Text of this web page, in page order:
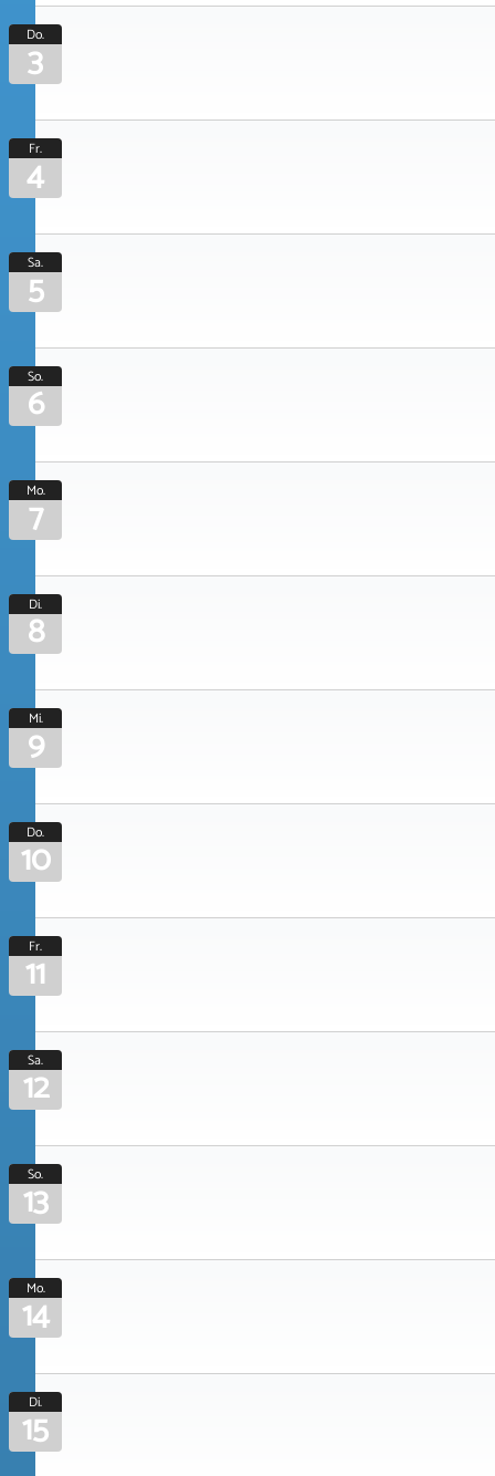
Do.
3
Fr.
4
Sa.
5
So.
6
Mo.
7
Di.
8
Mi.
9
Do.
10
Fr.
11
Sa.
12
So.
13
Mo.
14
Di.
15